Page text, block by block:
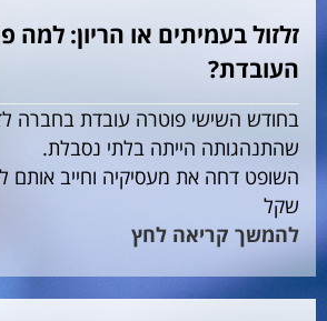
זלזול בעמיתים או הריון: למה
העובדת?
בחודש השישי פוטרה עובדת בחברה
שהתנהגותה הייתה בלתי נסבלת.
שקל
להמשך קריאה לחץ